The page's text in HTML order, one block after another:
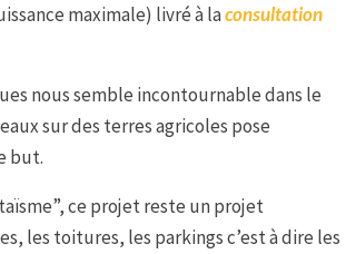
maximale) livré à laconsultation
nous semble incontournable dans le
sur des terres agricoles pose
but.
ce projet reste un projet
les toitures, les parkings c’est à dire les